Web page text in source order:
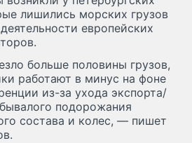
лишились морских грузов
европейских
больше половины грузов,
работают в минус на фоне
из-за ухода экспорта/
подорожания
состава и колес, — пишет